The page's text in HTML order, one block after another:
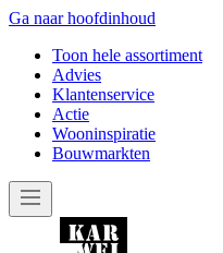
Ga naar hoofdinhoud
Toon hele assortiment
Advies
Klantenservice
Actie
Wooninspiratie
Bouwmarkten